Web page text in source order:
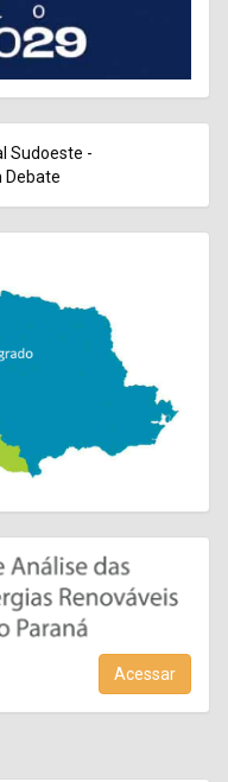
Sudoeste -
Debate
Acessar